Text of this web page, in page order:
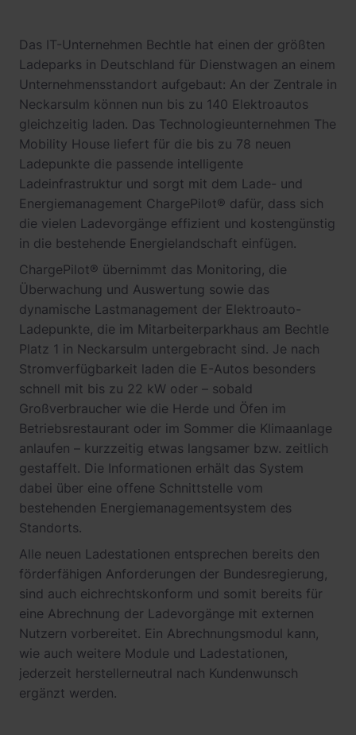
Das IT-Unternehmen Bechtle hat einen der größten
Ladeparks in Deutschland für Dienstwagen an einem
Unternehmensstandort aufgebaut: An der Zentrale in
Neckarsulm können nun bis zu 140 Elektroautos
gleichzeitig laden. Das Technologieunternehmen The
Mobility House liefert für die bis zu 78 neuen
Ladepunkte die passende intelligente
Ladeinfrastruktur und sorgt mit dem Lade- und
Energiemanagement ChargePilot® dafür, dass sich
die vielen Ladevorgänge effizient und kostengünstig
in die bestehende Energielandschaft einfügen.
ChargePilot® übernimmt das Monitoring, die
Überwachung und Auswertung sowie das
dynamische Lastmanagement der Elektroauto-
Ladepunkte, die im Mitarbeiterparkhaus am Bechtle
Platz 1 in Neckarsulm untergebracht sind. Je nach
Stromverfügbarkeit laden die E-Autos besonders
schnell mit bis zu 22 kW oder – sobald
Großverbraucher wie die Herde und Öfen im
Betriebsrestaurant oder im Sommer die Klimaanlage
anlaufen – kurzzeitig etwas langsamer bzw. zeitlich
gestaffelt. Die Informationen erhält das System
dabei über eine offene Schnittstelle vom
bestehenden Energiemanagementsystem des
Standorts.
Alle neuen Ladestationen entsprechen bereits den
förderfähigen Anforderungen der Bundesregierung,
sind auch eichrechtskonform und somit bereits für
eine Abrechnung der Ladevorgänge mit externen
Nutzern vorbereitet. Ein Abrechnungsmodul kann,
wie auch weitere Module und Ladestationen,
jederzeit herstellerneutral nach Kundenwunsch
ergänzt werden.